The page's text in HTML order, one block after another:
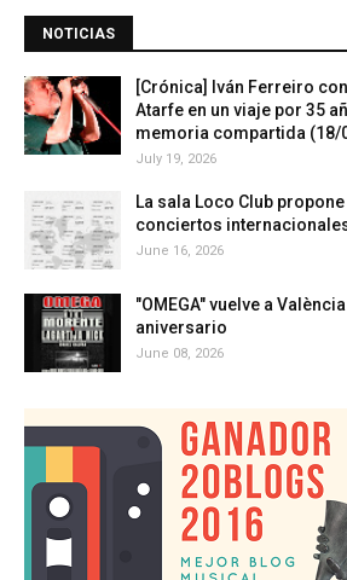
NOTICIAS
[Crónica] Iván Ferreiro
Atarfe en un viaje por 35
memoria compartida (18/
July 19, 2026
La sala Loco Club
conciertos
June 16, 2026
"OMEGA" vuelve a
aniversario
June 08, 2026